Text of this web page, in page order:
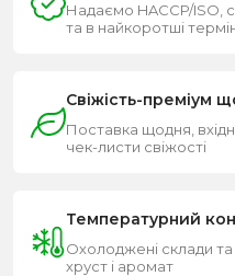
Надаємо HACCP/ISO,
та в найкоротші
Свіжість-преміум
Поставка щодня,
чек-листи свіжості
Температурний
Охолоджені склади
хруст і аромат